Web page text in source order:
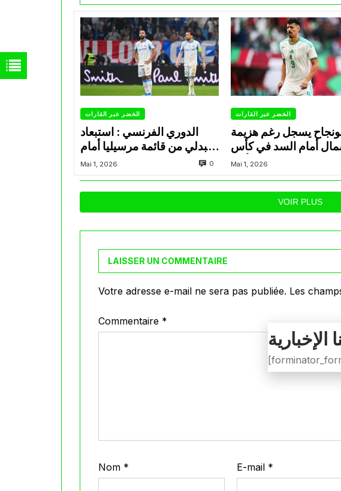
الخضر عبر القارات
الدوري الفرنسي : استبعاد
عبدلي من قائمة مرسيليا أمام
نانت
Mai 1, 2026 0
الخضر عبر القارات
يسجل رغم هزيمة
أمام السد في كأس
الأمير
Mai 1, 2026
VOIR PLUS
LAISSER UN COMMENTAIRE
Votre adresse e-mail ne sera pas publiée. Les
Commentaire *
Nom * E-mail *